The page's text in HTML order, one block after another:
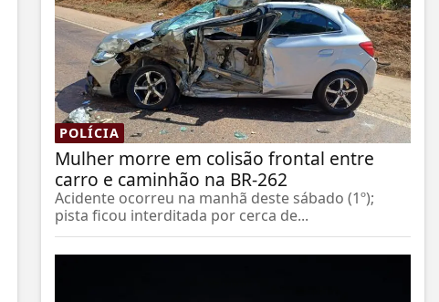
POLÍCIA
Mulher morre em colisão frontal entre
carro e caminhão na BR-262
Acidente ocorreu na manhã deste sábado (1º);
pista ficou interditada por cerca de...